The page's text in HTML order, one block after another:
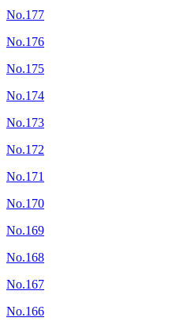
No.177
No.176
No.175
No.174
No.173
No.172
No.171
No.170
No.169
No.168
No.167
No.166